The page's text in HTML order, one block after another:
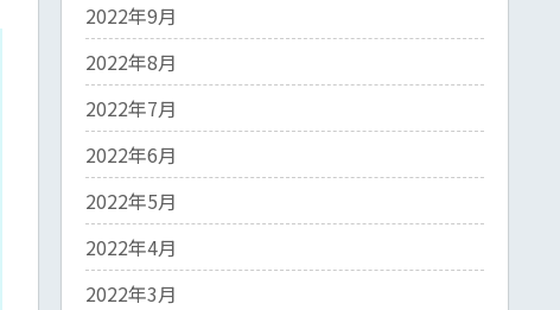
2022年9月
2022年8月
2022年7月
2022年6月
2022年5月
2022年4月
2022年3月